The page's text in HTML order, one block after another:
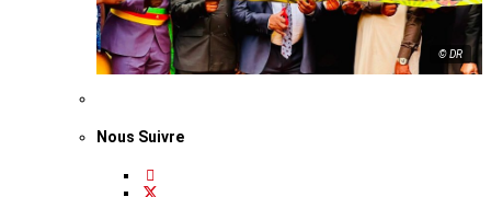
© DR
Nous Suivre